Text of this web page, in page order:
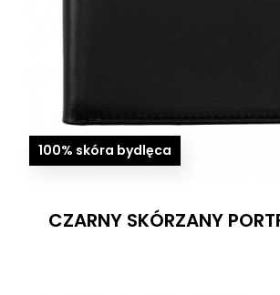
100% skóra bydlęca
CZARNY SKÓRZANY